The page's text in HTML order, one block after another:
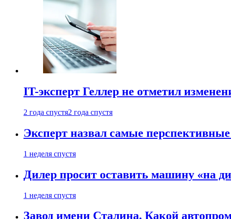
IT-эксперт Геллер не отметил
2 года спустя2 года спустя
Эксперт назвал самые
1 неделя спустя
Дилер просит оставить машину «на
1 неделя спустя
Завод имени Сталина. Какой